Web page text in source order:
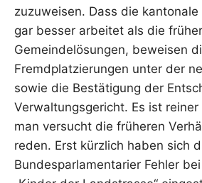
zuzuweisen. Dass die
gar besser arbeitet als die
Gemeindelösungen, beweisen
Fremdplatzierungen unter der
sowie die Bestätigung der
Verwaltungsgericht. Es ist
man versucht die früheren
reden. Erst kürzlich haben sich
Bundesparlamentarier Fehler